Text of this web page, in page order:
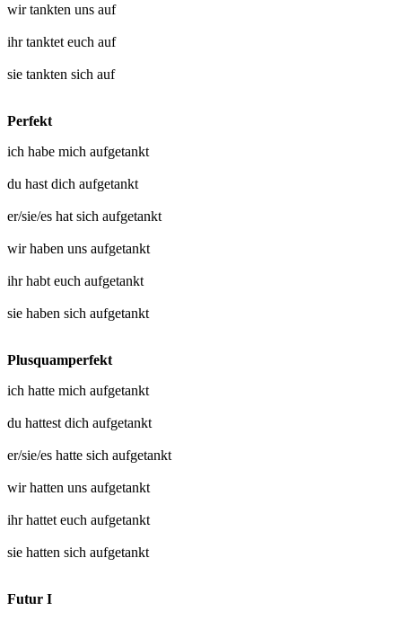
wirtankten uns auf
ihrtanktet euch auf
sie tankten sich auf
Perfekt
ich habe mich aufgetankt
du hast dich aufgetankt
er/sie/es hat sich aufgetankt
wir haben uns aufgetankt
ihr habt euch aufgetankt
sie haben sich aufgetankt
Plusquamperfekt
ich hatte mich aufgetankt
du hattest dich aufgetankt
er/sie/es hatte sich aufgetankt
wir hatten uns aufgetankt
ihr hattet euch aufgetankt
sie hatten sich aufgetankt
Futur I